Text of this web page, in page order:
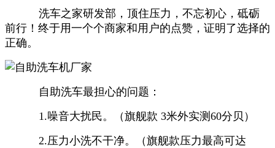
洗车之家研发部，顶住压力，不忘初心，砥砺
前行！终于用一个个商家和用户的点赞，证明了选择的
正确。
自助洗车最担心的问题：
1.噪音大扰民。（旗舰款 3米外实测60分贝）
2.压力小洗不干净。（旗舰款压力最高可达